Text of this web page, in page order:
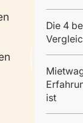
Die 4
ist